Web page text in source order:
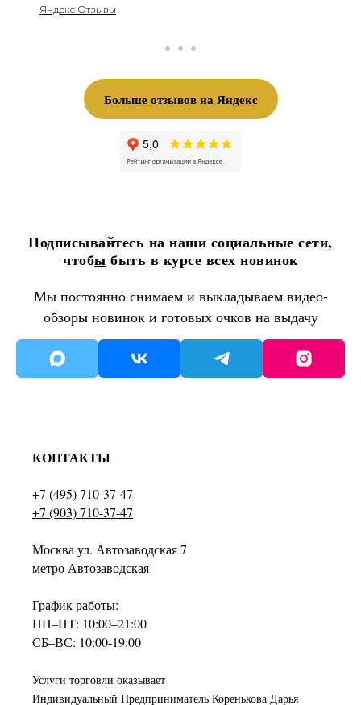
Яндекс Отзывы
Больше отзывов на Яндекс
Подписывайтесь на наши социальные сети,
чтобы быть в курсе всех новинок
Мы постоянно снимаем и выкладываем видео-
обзоры новинок и готовых очков на выдачу
КОНТАКТЫ
+7 (495) 710-37-47
+7 (903) 710-37-47
Москва ул. Автозаводская 7
метро Автозаводская
График работы:
ПН–ПТ: 10:00–21:00
СБ–ВС: 10:00-19:00
Услуги торговли оказывает
Индивидуальный Предприниматель Коренькова Дарья